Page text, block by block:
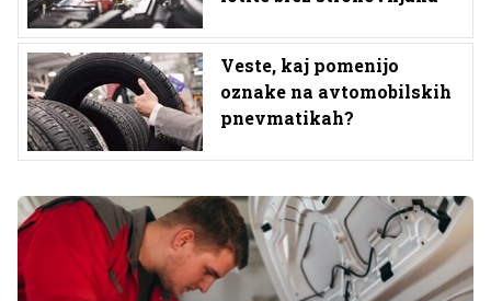
Veste, kaj pomenijo
oznake na avtomobilskih
pnevmatikah?